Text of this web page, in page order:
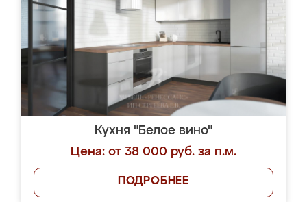
Кухня "Белое вино"
Цена: от 38 000 руб. за п.м.
ПОДРОБНЕЕ